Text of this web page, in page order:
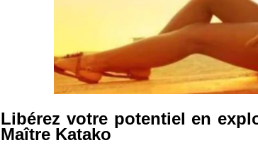
Libérez votre potentiel en
Maître Katako